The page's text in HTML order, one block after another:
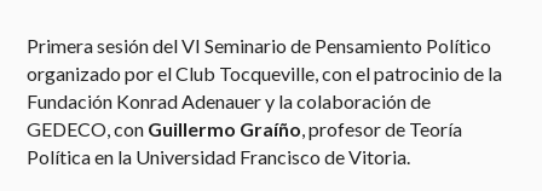
Primera sesión del VI Seminario de Pensamiento Político
organizado por el Club Tocqueville, con el patrocinio de la
Fundación Konrad Adenauer y la colaboración de
GEDECO, con Guillermo Graíño, profesor de Teoría
Política en la Universidad Francisco de Vitoria.